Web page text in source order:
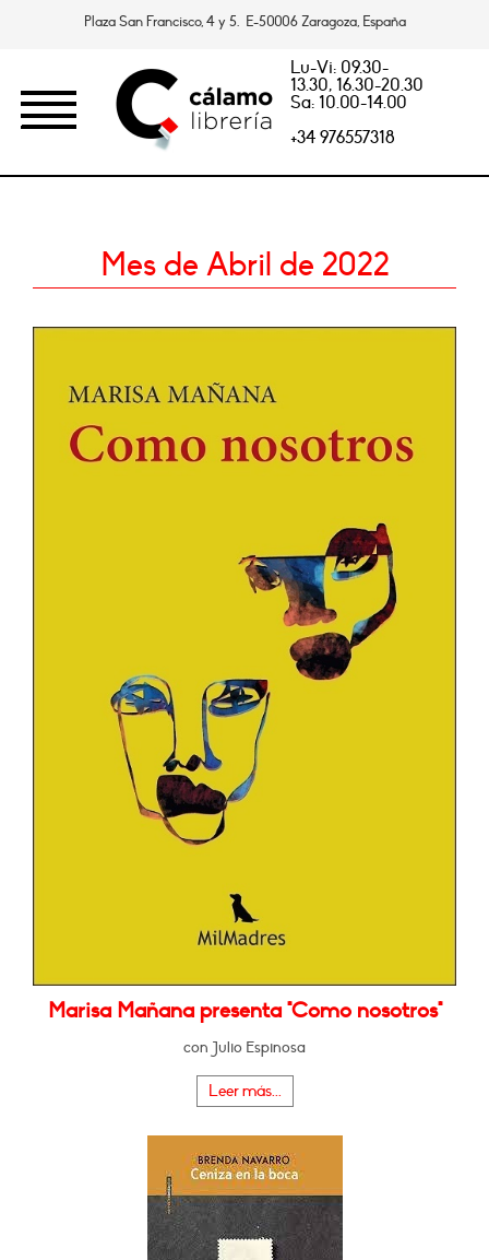
Plaza San Francisco, 4 y 5. E-50006 Zaragoza, España
Lu-Vi: 09.30-
13.30, 16.30-20.30
Sa: 10.00-14.00
+34 976557318
Mes de Abril de 2022
Marisa Mañana presenta "Como nosotros"
con Julio Espinosa
Leer más...